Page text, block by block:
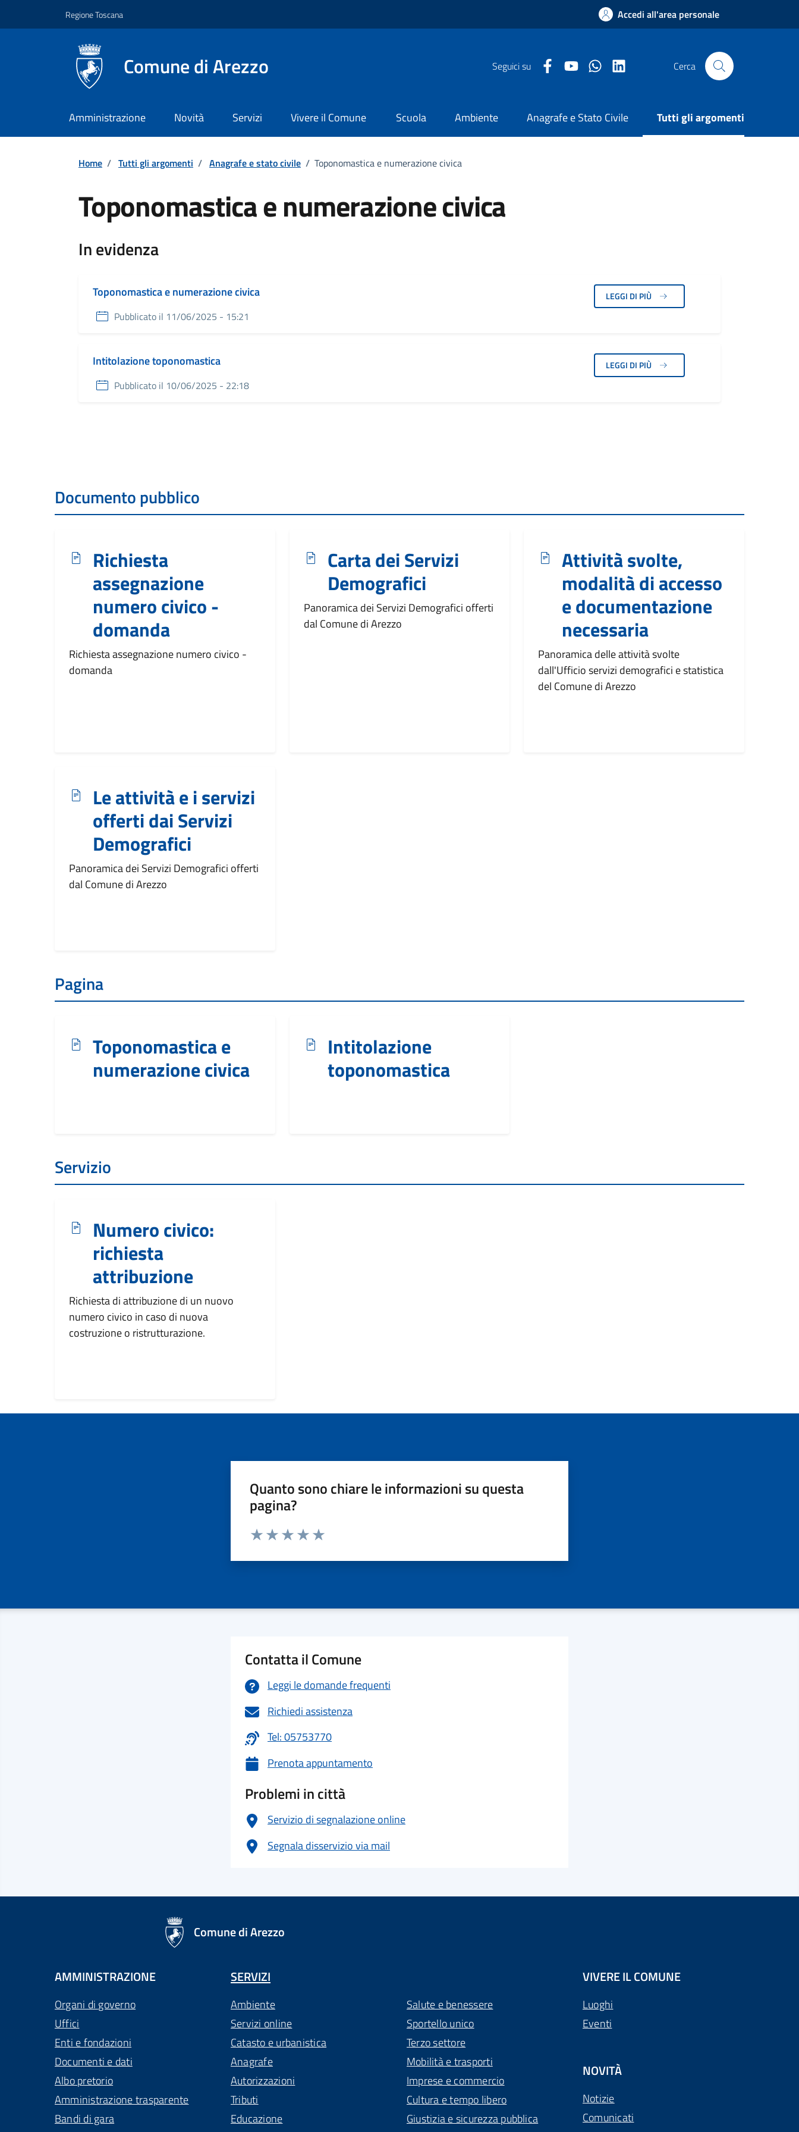
Regione Toscana Accedi all'area personale
Comune di Arezzo Seguici su Facebook Comune di Arezzo
Youtube Comune di Arezzo
Twitter Comune di Arezzo
LinkedIn Comune di Arezzo
Cerca
Amministrazione Novità Servizi Vivere il Comune Scuola Ambiente Anagrafe e Stato Civile Tutti gli argomenti
Home / Tutti gli argomenti / Anagrafe e stato civile / Toponomastica e numerazione civica
Toponomastica e numerazione civica
Dettagli
In evidenza
Toponomastica e numerazione civica
Pubblicato il 11/06/2025 - 15:21
LEGGI DI PIÙ
Intitolazione toponomastica
Pubblicato il 10/06/2025 - 22:18
LEGGI DI PIÙ
Documento pubblico
Richiesta
assegnazione
numero civico -
domanda
Richiesta assegnazione numero civico -
domanda
Carta dei Servizi
Demografici
Panoramica dei Servizi Demografici offerti
dal Comune di Arezzo
Attività svolte,
modalità di accesso
e documentazione
necessaria
Panoramica delle attività svolte
dall'Ufficio servizi demografici e statistica
del Comune di Arezzo
Le attività e i servizi
offerti dai Servizi
Demografici
Panoramica dei Servizi Demografici offerti
dal Comune di Arezzo
Pagina
Toponomastica e
numerazione civica
Intitolazione
toponomastica
Servizio
Numero civico:
richiesta
attribuzione
Richiesta di attribuzione di un nuovo
numero civico in caso di nuova
costruzione o ristrutturazione.
Quanto sono chiare le informazioni su questa
pagina?
Valuta da 1 a 5 stelle la pagina
Contatta il Comune
Leggi le domande frequenti
Richiedi assistenza
Tel: 05753770
Prenota appuntamento
Problemi in città
Servizio di segnalazione online
Segnala disservizio via mail
Comune di Arezzo
AMMINISTRAZIONE
Organi di governo
Uffici
Enti e fondazioni
Documenti e dati
Albo pretorio
Amministrazione trasparente
Bandi di gara
SERVIZI
Ambiente
Servizi online
Catasto e urbanistica
Anagrafe
Autorizzazioni
Tributi
Educazione
Salute e benessere
Sportello unico
Terzo settore
Mobilità e trasporti
Imprese e commercio
Cultura e tempo libero
Giustizia e sicurezza pubblica
VIVERE IL COMUNE
Luoghi
Eventi
NOVITÀ
Notizie
Comunicati